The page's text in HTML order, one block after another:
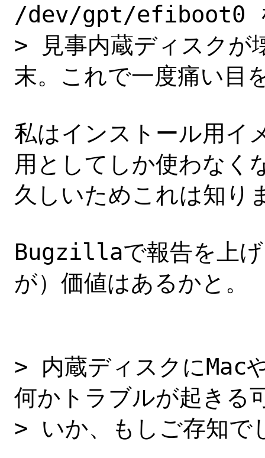
/dev/gpt/efiboot0 を
> 見事内蔵ディスクが
末。これで一度痛い目
私はインストール用イ
用としてしか使わなく
久しいためこれは知り
Bugzillaで報告を上げ
が）価値はあるかと。
> 内蔵ディスクにMac
何かトラブルが起きる
> いか、もしご存知で